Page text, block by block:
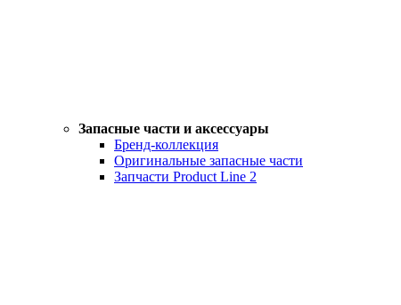
Запасные части и аксессуары
Бренд-коллекция
Оригинальные запасные части
Запчасти Product Line 2